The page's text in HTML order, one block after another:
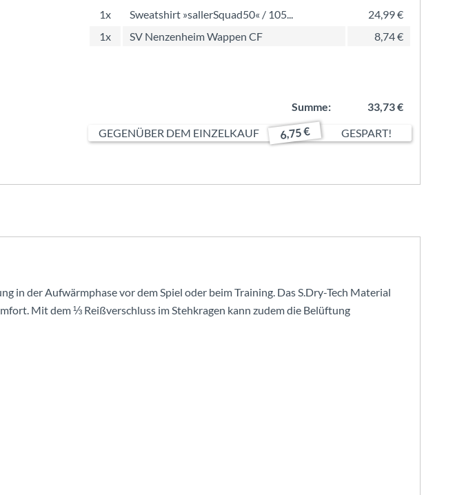
1x Sweatshirt »sallerSquad50« / 105...
24,99 €
1x
SV Nenzenheim Wappen CF 8,74 €
Summe:
33,73 €
GEGENÜBER DEM EINZELKAUF
6,75 € GESPART!
in der Aufwärmphase vor dem Spiel oder beim Training. Das S.Dry-Tech Material
Mit dem ⅓ Reißverschluss im Stehkragen kann zudem die Belüftung